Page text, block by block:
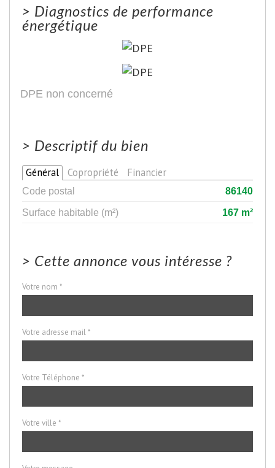
> Diagnostics de performance
énergétique
DPE non concerné
> Descriptif du bien
Général Copropriété Financier
Code postal
86140
Surface habitable (m²)
167 m²
> Cette annonce vous intéresse ?
Votre nom *
Votre adresse mail *
Votre Téléphone *
Votre ville *